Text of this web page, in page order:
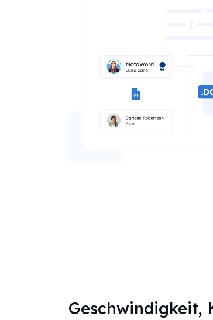
Geschwindigkeit,